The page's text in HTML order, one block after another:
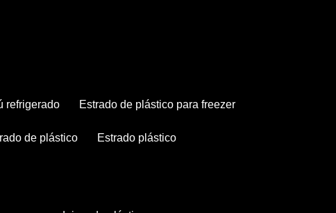
refrigerado estrado de plástico para freezer
de plástico estrado plástico